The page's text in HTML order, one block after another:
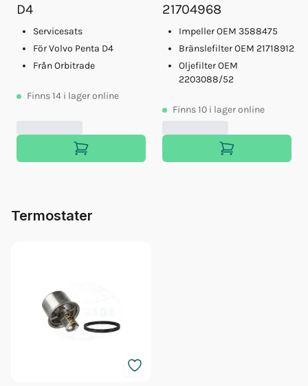
D4
Servicesats
För Volvo Penta D4
Från Orbitrade
Finns14 i lager online
21704968
Impeller OEM 3588475
Bränslefilter OEM 21718912
Oljefilter OEM
2203088/52
Finns10 i lager online
Termostater